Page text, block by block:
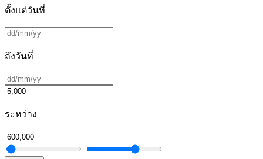
ตั้งแต่วันที่
ถึงวันที่
ระหว่าง